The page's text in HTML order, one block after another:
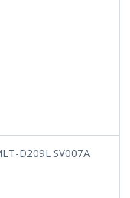
D209L SV007A